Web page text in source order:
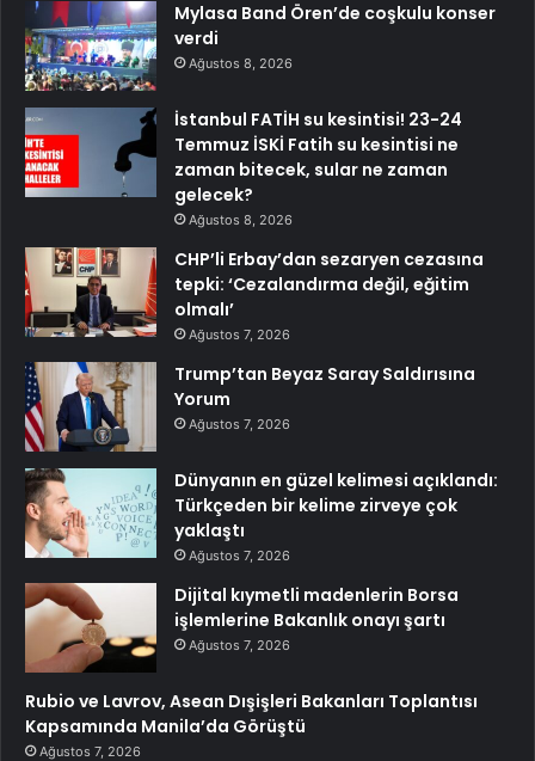
Mylasa Band Ören’de coşkulu konser
verdi
Ağustos 8, 2026
İstanbul FATİH su kesintisi! 23-24
Temmuz İSKİ Fatih su kesintisi ne
zaman bitecek, sular ne zaman
gelecek?
Ağustos 8, 2026
CHP’li Erbay’dan sezaryen cezasına
tepki: ‘Cezalandırma değil, eğitim
olmalı’
Ağustos 7, 2026
Trump’tan Beyaz Saray Saldırısına
Yorum
Ağustos 7, 2026
Dünyanın en güzel kelimesi açıklandı:
Türkçeden bir kelime zirveye çok
yaklaştı
Ağustos 7, 2026
Dijital kıymetli madenlerin Borsa
işlemlerine Bakanlık onayı şartı
Ağustos 7, 2026
Rubio ve Lavrov, Asean Dışişleri Bakanları Toplantısı
Kapsamında Manila’da Görüştü
Ağustos 7, 2026